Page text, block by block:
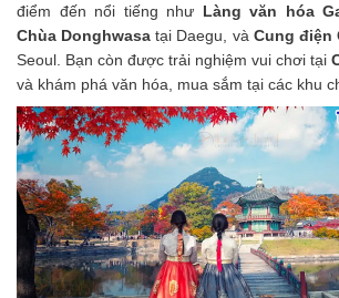
điểm đến nổi tiếng như Làng văn hóa
Chùa Donghwasa tại Daegu, và Cung điện
Seoul. Bạn còn được trải nghiệm vui chơi tại
và khám phá văn hóa, mua sắm tại các khu